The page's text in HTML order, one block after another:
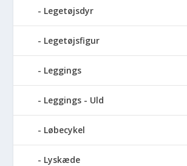
Legetøjsdyr
Legetøjsfigur
Leggings
Leggings - Uld
Løbecykel
Lyskæde